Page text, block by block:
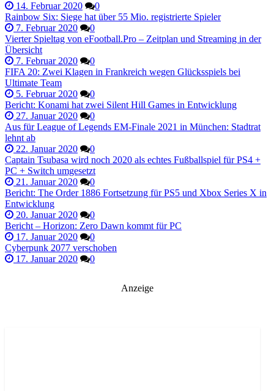
14. Februar 2020
0
Rainbow Six: Siege hat über 55 Mio. registrierte Spieler
7. Februar 2020
0
Vierter Spieltag von eFootball.Pro – Zeitplan und Streaming in der
Übersicht
7. Februar 2020
0
FIFA 20: Zwei Klagen in Frankreich wegen Glücksspiels bei
Ultimate Team
5. Februar 2020
0
Bericht: Konami hat zwei Silent Hill Games in Entwicklung
27. Januar 2020
0
Aus für League of Legends EM-Finale 2021 in München: Stadtrat
lehnt ab
22. Januar 2020
0
Captain Tsubasa wird noch 2020 als echtes Fußballspiel für PS4 +
PC + Switch umgesetzt
21. Januar 2020
0
Bericht: The Order 1886 Fortsetzung für PS5 und Xbox Series X in
Entwicklung
20. Januar 2020
0
Bericht – Horizon: Zero Dawn kommt für PC
17. Januar 2020
0
Cyberpunk 2077 verschoben
17. Januar 2020
0
Anzeige